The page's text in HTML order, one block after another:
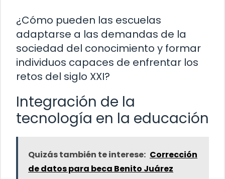
¿Cómo pueden las escuelas
adaptarse a las demandas de la
sociedad del conocimiento y formar
individuos capaces de enfrentar los
retos del siglo XXI?
Integración de la
tecnología en la educación
Quizás también te interese: Corrección
de datos para beca Benito Juárez